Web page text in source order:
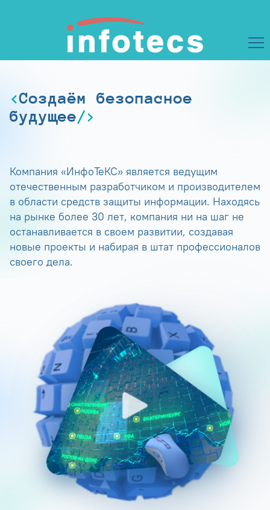
Создаём безопасное
будущее
Компания «ИнфоТеКС» является ведущим
отечественным разработчиком и производителем
в области средств защиты информации. Находясь
на рынке более 30 лет, компания ни на шаг не
останавливается в своем развитии, создавая
новые проекты и набирая в штат профессионалов
своего дела.